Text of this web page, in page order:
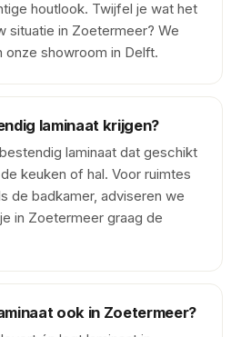
houtlook. Twijfel je wat het
situatie in Zoetermeer? We
onze showroom in Delft.
laminaat krijgen?
laminaat dat geschikt
keuken of hal. Voor ruimtes
de badkamer, adviseren we
in Zoetermeer graag de
ook in Zoetermeer?